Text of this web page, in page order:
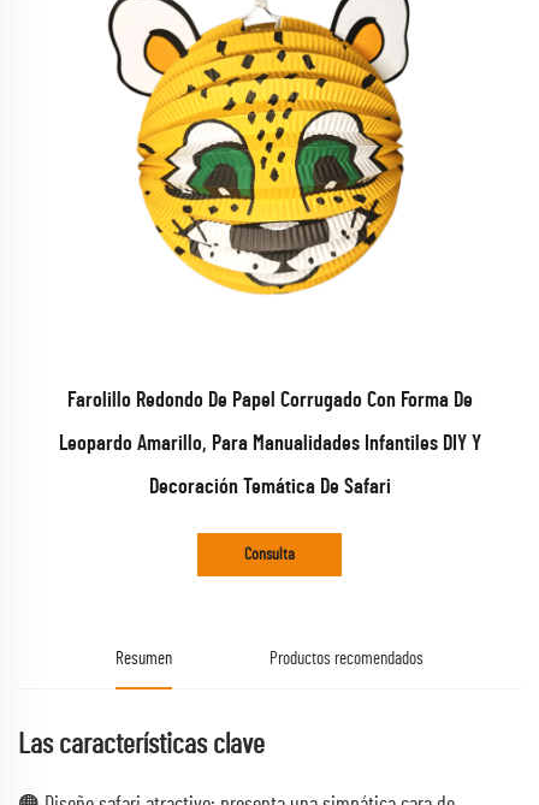
Farolillo Redondo De Papel Corrugado Con Forma De
Leopardo Amarillo, Para Manualidades Infantiles DIY Y
Decoración Temática De Safari
Consulta
Resumen Productos recomendados
Las características clave